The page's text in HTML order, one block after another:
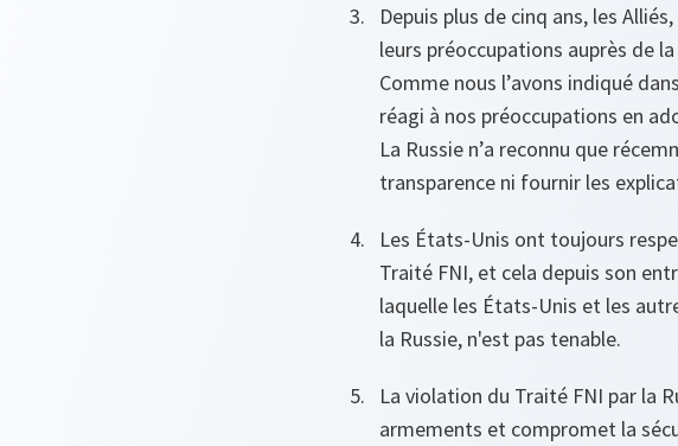
Depuis plus de cinq ans, les
leurs préoccupations auprès de
Comme nous l’avons indiqué
réagi à nos préoccupations en
La Russie n’a reconnu que
transparence ni fournir les
Les États-Unis ont toujours
Traité FNI, et cela depuis son
laquelle les États-Unis et les
la Russie, n'est pas tenable.
La violation du Traité FNI par la
armements et compromet la